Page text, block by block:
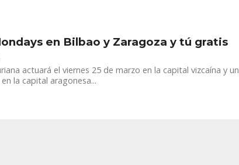
en Bilbao y Zaragoza y tú gratis
actuará el viernes 25 de marzo en la capital vizcaína y un
la capital aragonesa...